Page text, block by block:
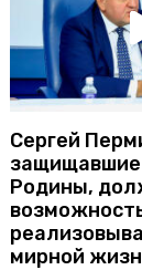
Сергей
Родины,
мирной